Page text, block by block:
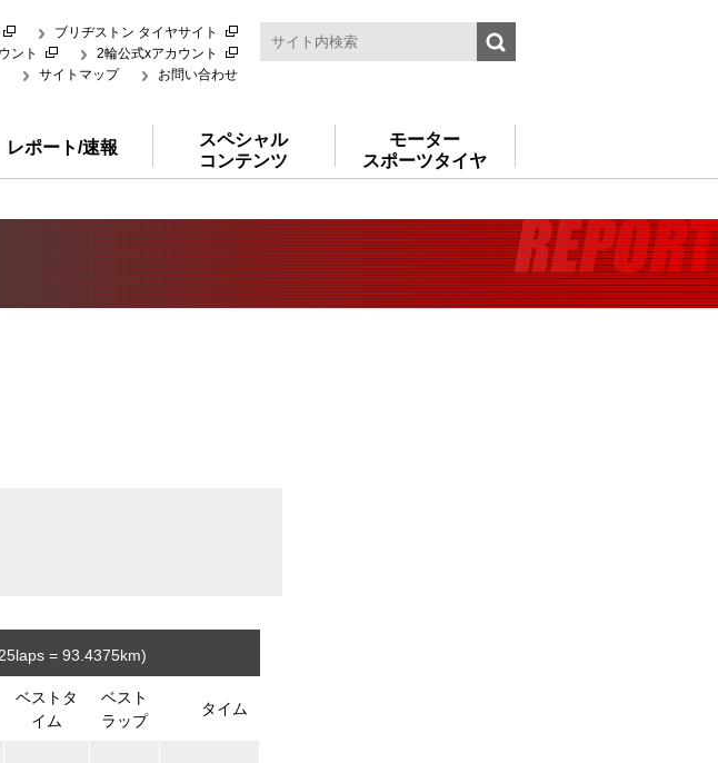
ブリヂストン タイヤサイト
ント
2輪公式xアカウント
サイトマップ
お問い合わせ
レポート/速報
スペシャル
コンテンツ
モーター
スポーツタイヤ
= 93.4375km)
ベストタ
イム
ベスト
ラップ
タイム